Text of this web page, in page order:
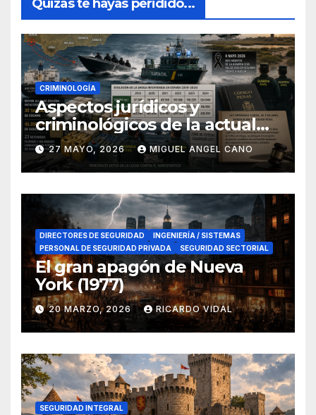
Quizas te hayas peridido...
CRIMINOLOGÍA
Aspectos jurídicos y
criminológicos de la actual
lucha contra el narcotráfico
en el sur de España
27 MAYO, 2026 MIGUEL ANGEL CANO
DIRECTORES DE SEGURIDAD
INGENIERÍA / SISTEMAS
PERSONAL DE SEGURIDAD PRIVADA
SEGURIDAD SECTORIAL
El gran apagón de Nueva
York (1977)
20 MARZO, 2026 RICARDO VIDAL
SEGURIDAD INTEGRAL